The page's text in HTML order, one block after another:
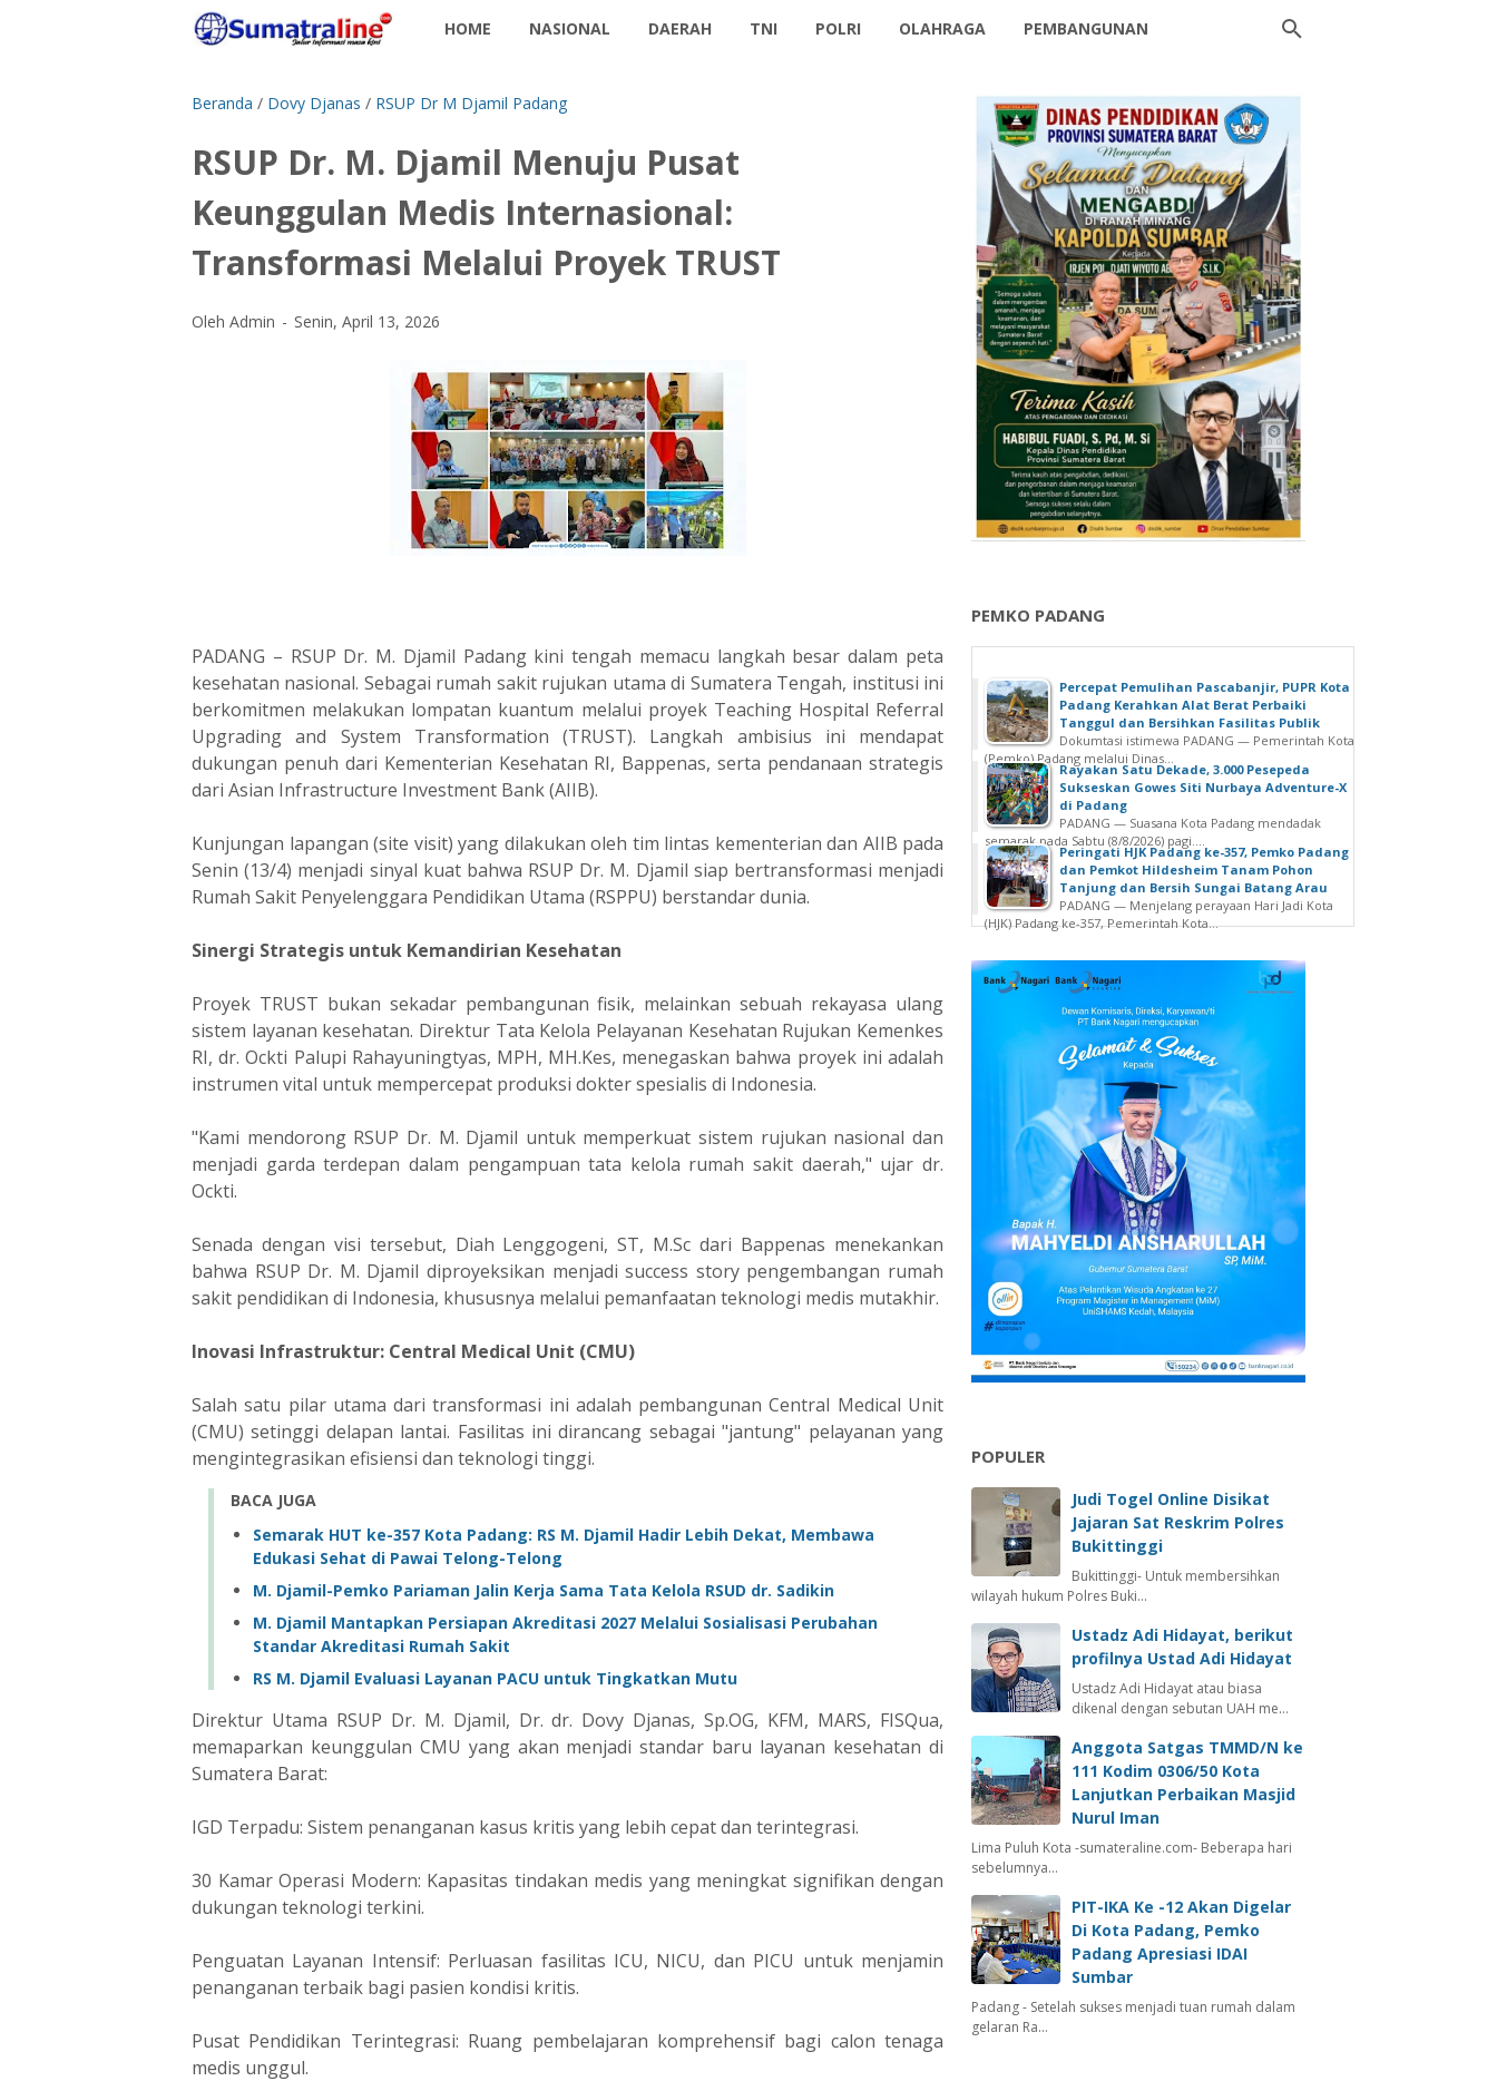
HOME NASIONAL DAERAH TNI POLRI OLAHRAGA PEMBANGUNAN
Beranda / Dovy Djanas / RSUP Dr M Djamil Padang
RSUP Dr. M. Djamil Menuju Pusat
Keunggulan Medis Internasional:
Transformasi Melalui Proyek TRUST
Oleh Admin Senin, April 13, 2026
PADANG – RSUP Dr. M. Djamil Padang kini tengah memacu langkah besar dalam peta
kesehatan nasional. Sebagai rumah sakit rujukan utama di Sumatera Tengah, institusi ini
berkomitmen melakukan lompatan kuantum melalui proyek Teaching Hospital Referral
Upgrading and System Transformation (TRUST). Langkah ambisius ini mendapat
dukungan penuh dari Kementerian Kesehatan RI, Bappenas, serta pendanaan strategis
dari Asian Infrastructure Investment Bank (AIIB).
Kunjungan lapangan (site visit) yang dilakukan oleh tim lintas kementerian dan AIIB pada
Senin (13/4) menjadi sinyal kuat bahwa RSUP Dr. M. Djamil siap bertransformasi menjadi
Rumah Sakit Penyelenggara Pendidikan Utama (RSPPU) berstandar dunia.
Sinergi Strategis untuk Kemandirian Kesehatan
Proyek TRUST bukan sekadar pembangunan fisik, melainkan sebuah rekayasa ulang
sistem layanan kesehatan. Direktur Tata Kelola Pelayanan Kesehatan Rujukan Kemenkes
RI, dr. Ockti Palupi Rahayuningtyas, MPH, MH.Kes, menegaskan bahwa proyek ini adalah
instrumen vital untuk mempercepat produksi dokter spesialis di Indonesia.
"Kami mendorong RSUP Dr. M. Djamil untuk memperkuat sistem rujukan nasional dan
menjadi garda terdepan dalam pengampuan tata kelola rumah sakit daerah," ujar dr.
Ockti.
Senada dengan visi tersebut, Diah Lenggogeni, ST, M.Sc dari Bappenas menekankan
bahwa RSUP Dr. M. Djamil diproyeksikan menjadi success story pengembangan rumah
sakit pendidikan di Indonesia, khususnya melalui pemanfaatan teknologi medis mutakhir.
Inovasi Infrastruktur: Central Medical Unit (CMU)
Salah satu pilar utama dari transformasi ini adalah pembangunan Central Medical Unit
(CMU) setinggi delapan lantai. Fasilitas ini dirancang sebagai "jantung" pelayanan yang
mengintegrasikan efisiensi dan teknologi tinggi.
BACA JUGA
Semarak HUT ke-357 Kota Padang: RS M. Djamil Hadir Lebih Dekat, Membawa
Edukasi Sehat di Pawai Telong-Telong
M. Djamil-Pemko Pariaman Jalin Kerja Sama Tata Kelola RSUD dr. Sadikin
M. Djamil Mantapkan Persiapan Akreditasi 2027 Melalui Sosialisasi Perubahan
Standar Akreditasi Rumah Sakit
RS M. Djamil Evaluasi Layanan PACU untuk Tingkatkan Mutu
Direktur Utama RSUP Dr. M. Djamil, Dr. dr. Dovy Djanas, Sp.OG, KFM, MARS, FISQua,
memaparkan keunggulan CMU yang akan menjadi standar baru layanan kesehatan di
Sumatera Barat:
IGD Terpadu: Sistem penanganan kasus kritis yang lebih cepat dan terintegrasi.
30 Kamar Operasi Modern: Kapasitas tindakan medis yang meningkat signifikan dengan
dukungan teknologi terkini.
Penguatan Layanan Intensif: Perluasan fasilitas ICU, NICU, dan PICU untuk menjamin
penanganan terbaik bagi pasien kondisi kritis.
Pusat Pendidikan Terintegrasi: Ruang pembelajaran komprehensif bagi calon tenaga
medis unggul.
PEMKO PADANG
Percepat Pemulihan Pascabanjir, PUPR Kota
Padang Kerahkan Alat Berat Perbaiki
Tanggul dan Bersihkan Fasilitas Publik
Dokumtasi istimewa PADANG — Pemerintah Kota
(Pemko) Padang melalui Dinas...
Rayakan Satu Dekade, 3.000 Pesepeda
Sukseskan Gowes Siti Nurbaya Adventure-X
di Padang
PADANG — Suasana Kota Padang mendadak
semarak pada Sabtu (8/8/2026) pagi....
Peringati HJK Padang ke-357, Pemko Padang
dan Pemkot Hildesheim Tanam Pohon
Tanjung dan Bersih Sungai Batang Arau
PADANG — Menjelang perayaan Hari Jadi Kota
(HJK) Padang ke-357, Pemerintah Kota...
POPULER
Judi Togel Online Disikat
Jajaran Sat Reskrim Polres
Bukittinggi
Bukittinggi- Untuk membersihkan
wilayah hukum Polres Buki…
Ustadz Adi Hidayat, berikut
profilnya Ustad Adi Hidayat
Ustadz Adi Hidayat atau biasa
dikenal dengan sebutan UAH me…
Anggota Satgas TMMD/N ke
111 Kodim 0306/50 Kota
Lanjutkan Perbaikan Masjid
Nurul Iman
Lima Puluh Kota -sumateraline.com- Beberapa hari
sebelumnya…
PIT-IKA Ke -12 Akan Digelar
Di Kota Padang, Pemko
Padang Apresiasi IDAI
Sumbar
Padang - Setelah sukses menjadi tuan rumah dalam
gelaran Ra…